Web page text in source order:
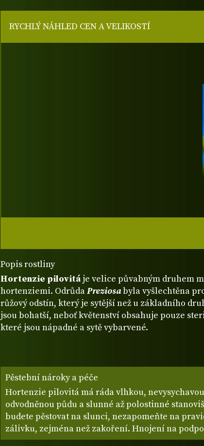
Popis rostliny
Hortenzie pilovitáje velice půvabným druhem
hortenziemi. OdrůdaPreziosabyla vyšlechtěna
růžový odstín, který je sytější než u základního
jsou bohatší, neboť květenství obsahuje pouze
které jsou nápadné a sytě vybarvené.
Pěstební nároky a péče
Hortenzie pilovitá má ráda vlhkou,
odvodněnou půdu a slunné až polostinné
budete pěstovat na slunci, nezapomeňte na
zálivku, zejména než zakoření. Hnojení na
RYCHLÝ NÁHLED CEN A VELIKOSTÍ